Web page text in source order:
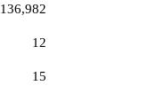
136,982
12
15